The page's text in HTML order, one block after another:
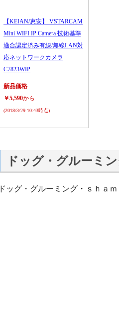
【KEIAN/恵安】 VSTARCAM
Mini WIFI IP Camera 技術基準
適合認定済み有線/無線LAN対
応ネットワークカメラ
C7823WIP
新品価格
￥5,590から
(2018/3/29 10:43時点)
ドッグ・グルーミ
ドッグ・グルーミング・ｓｈａ